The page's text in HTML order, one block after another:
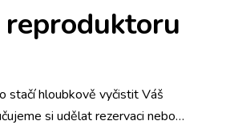
stačí hloubkově vyčistit Váš
si udělat rezervaci nebo